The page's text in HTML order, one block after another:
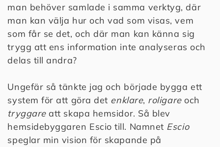
man behöver samlade i samma verktyg, där
man kan välja hur och vad som visas, vem
som får se det, och där man kan känna sig
trygg att ens information inte analyseras och
delas till andra?
Ungefär så tänkte jag och började bygga ett
system för att göra det enklare, roligare och
tryggare att skapa hemsidor. Så blev
hemsidebyggaren Escio till. Namnet Escio
speglar min vision för skapande på